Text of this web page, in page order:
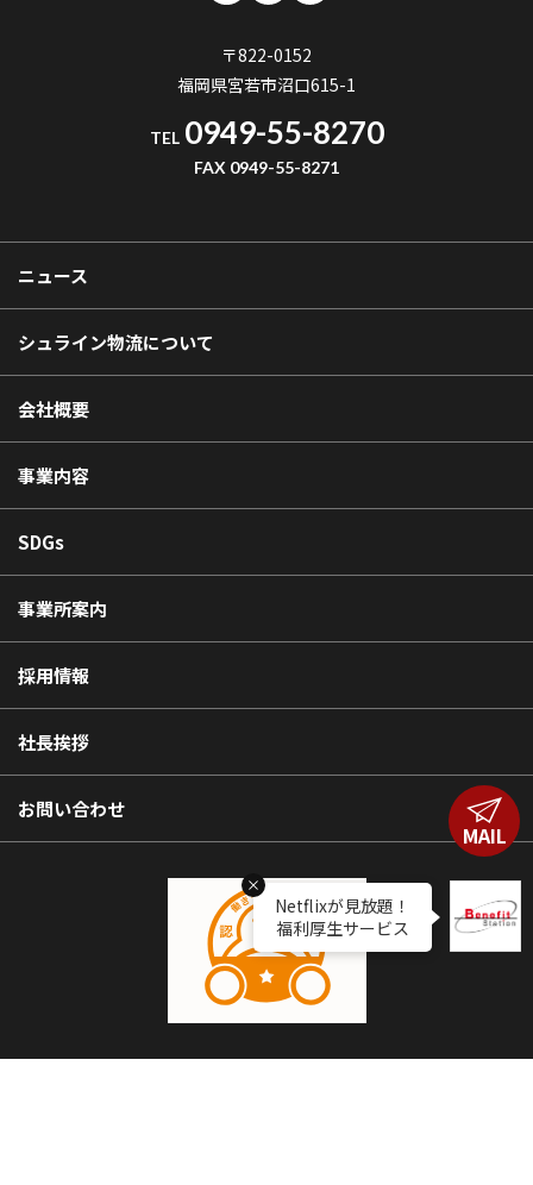
〒822-0152
福岡県宮若市沼口615-1
TEL 0949-55-8270
FAX 0949-55-8271
ニュース
シュライン物流について
会社概要
事業内容
SDGs
事業所案内
採用情報
社長挨拶
お問い合わせ
MAIL
Netflixが見放題！
福利厚生サービス